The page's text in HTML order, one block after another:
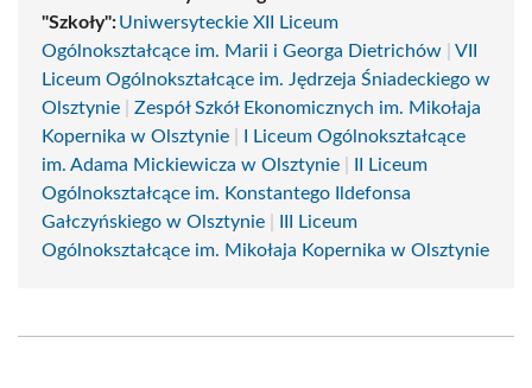
"Szkoły":Uniwersyteckie XII Liceum
Ogólnokształcące im. Marii i Georga Dietrichów
VII
Liceum Ogólnokształcące im. Jędrzeja Śniadeckiego w
Olsztynie
Zespół Szkół Ekonomicznych im. Mikołaja
Kopernika w Olsztynie
I Liceum Ogólnokształcące
im. Adama Mickiewicza w Olsztynie
II Liceum
Ogólnokształcące im. Konstantego Ildefonsa
Gałczyńskiego w Olsztynie
III Liceum
Ogólnokształcące im. Mikołaja Kopernika w Olsztynie